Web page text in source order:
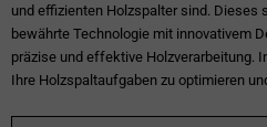
und effizienten Holzspalter sind. Dieses
bewährte Technologie mit innovativem
präzise und effektive Holzverarbeitung.
Ihre Holzspaltaufgaben zu optimieren